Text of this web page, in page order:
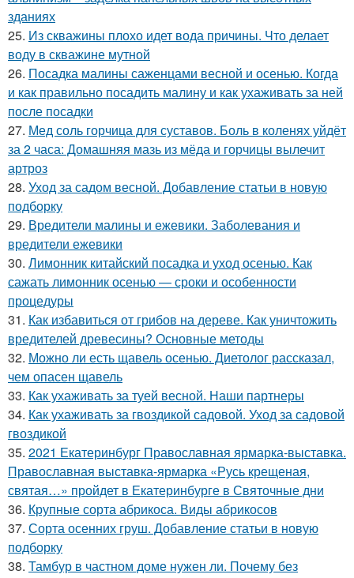
зданиях
25. Из скважины плохо идет вода причины. Что делает
воду в скважине мутной
26. Посадка малины саженцами весной и осенью. Когда
и как правильно посадить малину и как ухаживать за ней
после посадки
27. Мед соль горчица для суставов. Боль в коленях уйдёт
за 2 часа: Домашняя мазь из мёда и горчицы вылечит
артроз
28. Уход за садом весной. Добавление статьи в новую
подборку
29. Вредители малины и ежевики. Заболевания и
вредители ежевики
30. Лимонник китайский посадка и уход осенью. Как
сажать лимонник осенью — сроки и особенности
процедуры
31. Как избавиться от грибов на дереве. Как уничтожить
вредителей древесины? Основные методы
32. Можно ли есть щавель осенью. Диетолог рассказал,
чем опасен щавель
33. Как ухаживать за туей весной. Наши партнеры
34. Как ухаживать за гвоздикой садовой. Уход за садовой
гвоздикой
35. 2021 Екатеринбург Православная ярмарка-выставка.
Православная выставка-ярмарка «Русь крещеная,
святая…» пройдет в Екатеринбурге в Святочные дни
36. Крупные сорта абрикоса. Виды абрикосов
37. Сорта осенних груш. Добавление статьи в новую
подборку
38. Тамбур в частном доме нужен ли. Почему без